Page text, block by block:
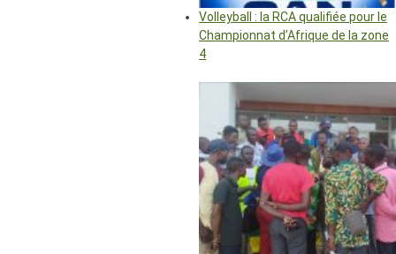
Volleyball : la RCA qualifiée pour le
Championnat d’Afrique de la zone
4